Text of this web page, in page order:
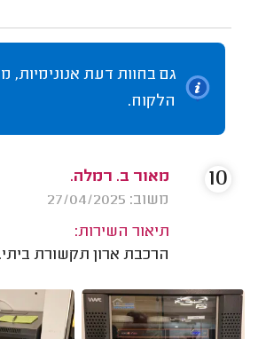
גם בחוות דעת אנונימיות,
הלקוח.
מאור ב. רמלה.
משוב: 27/04/2025
תיאור השירות:
הרכבת ארון תקשורת ביתי.
10